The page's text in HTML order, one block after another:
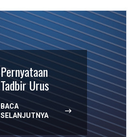
Pernyataan
Tadbir Urus
BACA
SELANJUTNYA